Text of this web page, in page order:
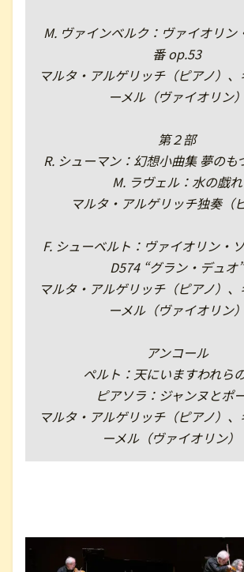
M. ヴァインベルク：ヴァイオリン
番 op.53
マルタ・アルゲリッチ（ピアノ）
ーメル（ヴァイオリン）
第２部
R. シューマン：幻想小曲集 夢の
M. ラヴェル：水の戯れ
マルタ・アルゲリッチ独奏（
F. シューベルト：ヴァイオリン・
D574 “グラン・デュオ”
マルタ・アルゲリッチ（ピアノ）
ーメル（ヴァイオリン）
アンコール
ペルト：天にいますわれら
ピアソラ：ジャンヌとポ
マルタ・アルゲリッチ（ピアノ）
ーメル（ヴァイオリン）